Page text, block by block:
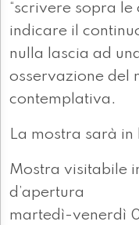
“scrivere sopra
indicare il
nulla lascia ad
osservazione del
contemplativa.
La mostra sarà
Mostra visitabile
d’apertura
martedì-venerdì